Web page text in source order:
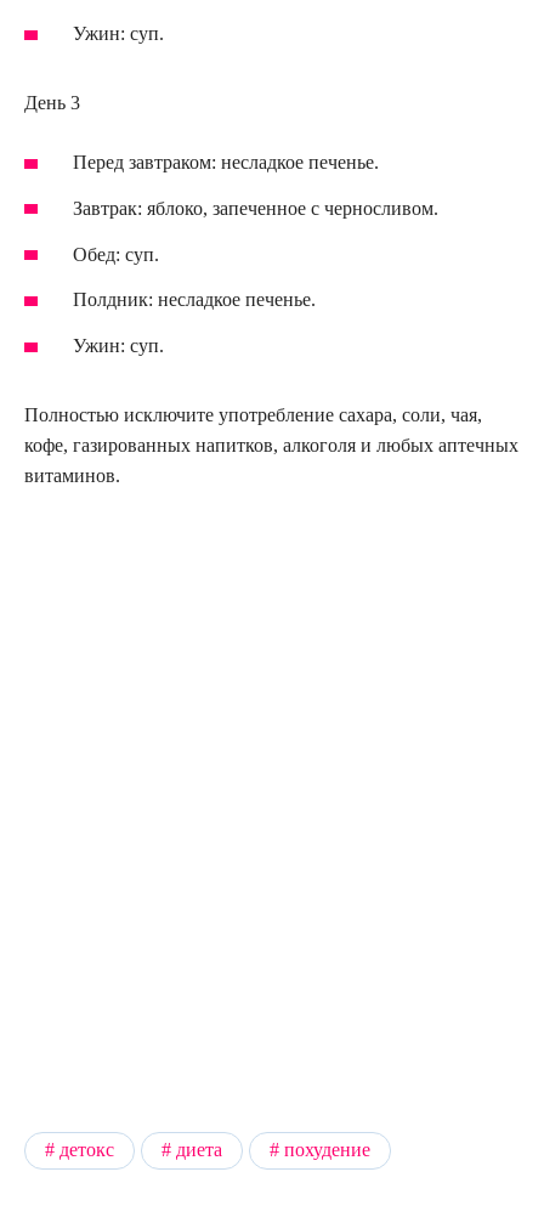
Ужин: суп.
День 3
Перед завтраком: несладкое печенье.
Завтрак: яблоко, запеченное с черносливом.
Обед: суп.
Полдник: несладкое печенье.
Ужин: суп.
Полностью исключите употребление сахара, соли, чая,
кофе, газированных напитков, алкоголя и любых аптечных
витаминов.
детокс диета похудение